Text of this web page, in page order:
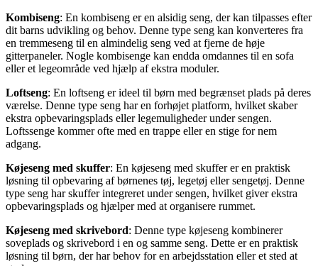
Kombiseng: En kombiseng er en alsidig seng, der kan tilpasses efter
dit barns udvikling og behov. Denne type seng kan konverteres fra
en tremmeseng til en almindelig seng ved at fjerne de høje
gitterpaneler. Nogle kombisenge kan endda omdannes til en sofa
eller et legeområde ved hjælp af ekstra moduler.
Loftseng: En loftseng er ideel til børn med begrænset plads på deres
værelse. Denne type seng har en forhøjet platform, hvilket skaber
ekstra opbevaringsplads eller legemuligheder under sengen.
Loftssenge kommer ofte med en trappe eller en stige for nem
adgang.
Køjeseng med skuffer: En køjeseng med skuffer er en praktisk
løsning til opbevaring af børnenes tøj, legetøj eller sengetøj. Denne
type seng har skuffer integreret under sengen, hvilket giver ekstra
opbevaringsplads og hjælper med at organisere rummet.
Køjeseng med skrivebord: Denne type køjeseng kombinerer
soveplads og skrivebord i en og samme seng. Dette er en praktisk
løsning til børn, der har behov for en arbejdsstation eller et sted at